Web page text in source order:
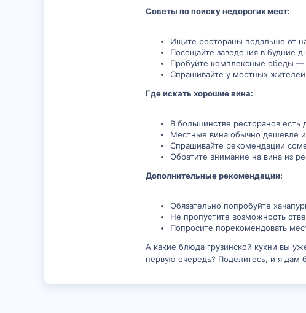
Советы по поиску недорогих мест:
Ищите рестораны подальше от
Посещайте заведения в будние
Пробуйте комплексные обеды —
Спрашивайте у местных
Где искать хорошие вина:
В большинстве ресторанов есть
Местные вина обычно дешевле
Спрашивайте рекомендации
Обратите внимание на вина из
Дополнительные рекомендации:
Обязательно попробуйте
Не пропустите возможность
Попросите порекомендовать
А какие блюда грузинской кухни вы
первую очередь? Поделитесь, и я дам